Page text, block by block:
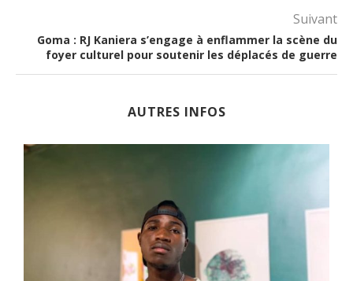
Suivant
Goma : RJ Kaniera s’engage à enflammer la scène du
foyer culturel pour soutenir les déplacés de guerre
AUTRES INFOS